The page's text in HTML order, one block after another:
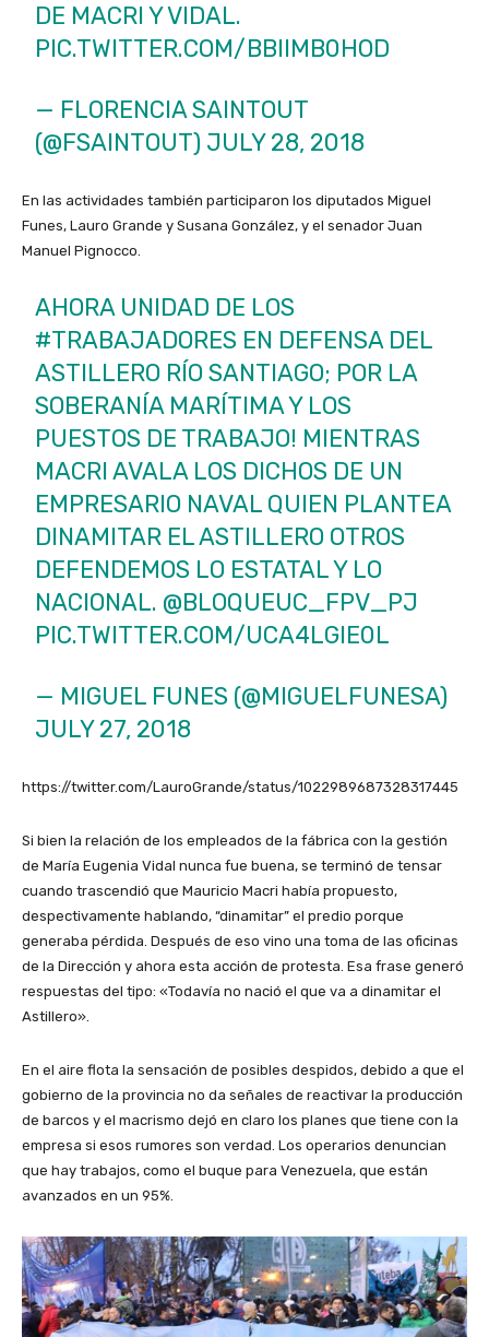
DE MACRI Y VIDAL.
PIC.TWITTER.COM/BBIIMB0HOD
— FLORENCIA SAINTOUT
(@FSAINTOUT) JULY 28, 2018
En las actividades también participaron los diputados Miguel
Funes, Lauro Grande y Susana González, y el senador Juan
Manuel Pignocco.
AHORA UNIDAD DE LOS
#TRABAJADORES EN DEFENSA DEL
ASTILLERO RÍO SANTIAGO; POR LA
SOBERANÍA MARÍTIMA Y LOS
PUESTOS DE TRABAJO! MIENTRAS
MACRI AVALA LOS DICHOS DE UN
EMPRESARIO NAVAL QUIEN PLANTEA
DINAMITAR EL ASTILLERO OTROS
DEFENDEMOS LO ESTATAL Y LO
NACIONAL. @BLOQUEUC_FPV_PJ
PIC.TWITTER.COM/UCA4LGIE0L
— MIGUEL FUNES (@MIGUELFUNESA)
JULY 27, 2018
https://twitter.com/LauroGrande/status/1022989687328317445
Si bien la relación de los empleados de la fábrica con la gestión
de María Eugenia Vidal nunca fue buena, se terminó de tensar
cuando trascendió que Mauricio Macri había propuesto,
despectivamente hablando, “dinamitar” el predio porque
generaba pérdida. Después de eso vino una toma de las oficinas
de la Dirección y ahora esta acción de protesta. Esa frase generó
respuestas del tipo: «Todavía no nació el que va a dinamitar el
Astillero».
En el aire flota la sensación de posibles despidos, debido a que el
gobierno de la provincia no da señales de reactivar la producción
de barcos y el macrismo dejó en claro los planes que tiene con la
empresa si esos rumores son verdad. Los operarios denuncian
que hay trabajos, como el buque para Venezuela, que están
avanzados en un 95%.